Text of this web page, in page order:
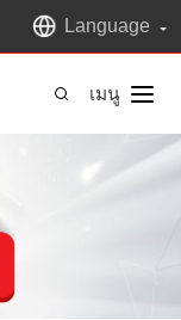
Language
เมนู